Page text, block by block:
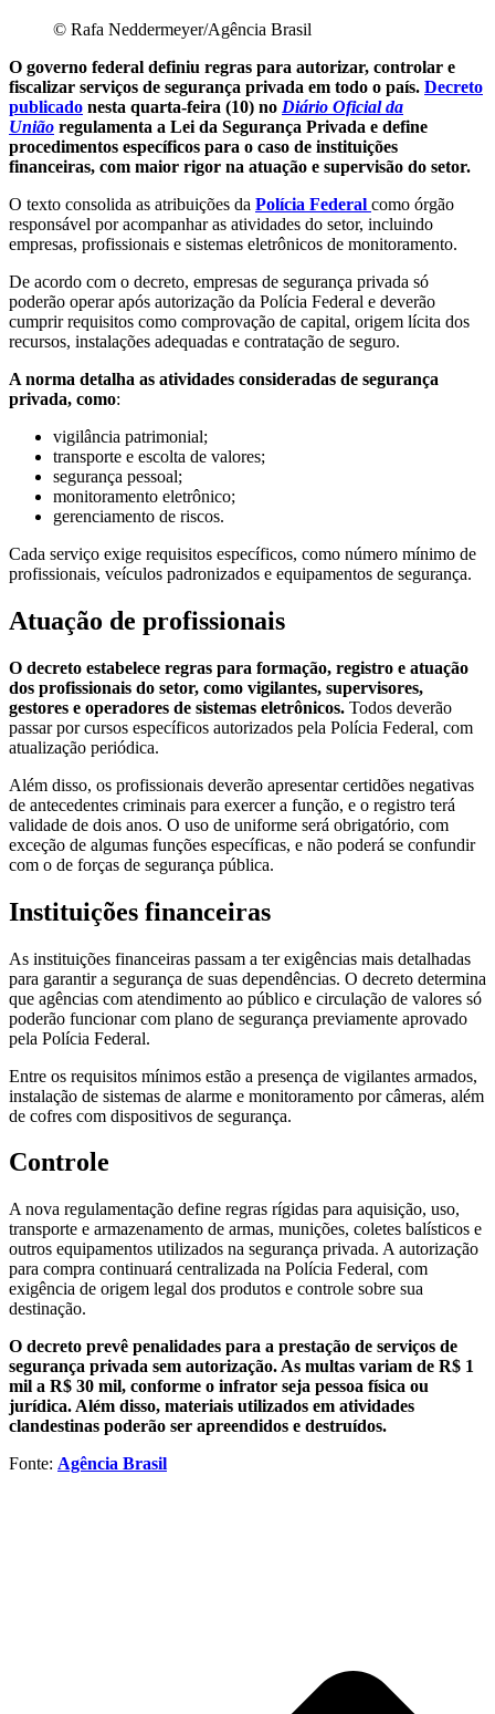
© Rafa Neddermeyer/Agência Brasil
O governo federal definiu regras para autorizar, controlar e
fiscalizar serviços de segurança privada em todo o país. Decreto
publicado nesta quarta-feira (10) no Diário Oficial da
União regulamenta a Lei da Segurança Privada e define
procedimentos específicos para o caso de instituições
financeiras, com maior rigor na atuação e supervisão do setor.
O texto consolida as atribuições da Polícia Federal como órgão
responsável por acompanhar as atividades do setor, incluindo
empresas, profissionais e sistemas eletrônicos de monitoramento.
De acordo com o decreto, empresas de segurança privada só
poderão operar após autorização da Polícia Federal e deverão
cumprir requisitos como comprovação de capital, origem lícita dos
recursos, instalações adequadas e contratação de seguro.
A norma detalha as atividades consideradas de segurança
privada, como:
vigilância patrimonial;
transporte e escolta de valores;
segurança pessoal;
monitoramento eletrônico;
gerenciamento de riscos.
Cada serviço exige requisitos específicos, como número mínimo de
profissionais, veículos padronizados e equipamentos de segurança.
Atuação de profissionais
O decreto estabelece regras para formação, registro e atuação
dos profissionais do setor, como vigilantes, supervisores,
gestores e operadores de sistemas eletrônicos. Todos deverão
passar por cursos específicos autorizados pela Polícia Federal, com
atualização periódica.
Além disso, os profissionais deverão apresentar certidões negativas
de antecedentes criminais para exercer a função, e o registro terá
validade de dois anos. O uso de uniforme será obrigatório, com
exceção de algumas funções específicas, e não poderá se confundir
com o de forças de segurança pública.
Instituições financeiras
As instituições financeiras passam a ter exigências mais detalhadas
para garantir a segurança de suas dependências. O decreto determina
que agências com atendimento ao público e circulação de valores só
poderão funcionar com plano de segurança previamente aprovado
pela Polícia Federal.
Entre os requisitos mínimos estão a presença de vigilantes armados,
instalação de sistemas de alarme e monitoramento por câmeras, além
de cofres com dispositivos de segurança.
Controle
A nova regulamentação define regras rígidas para aquisição, uso,
transporte e armazenamento de armas, munições, coletes balísticos e
outros equipamentos utilizados na segurança privada. A autorização
para compra continuará centralizada na Polícia Federal, com
exigência de origem legal dos produtos e controle sobre sua
destinação.
O decreto prevê penalidades para a prestação de serviços de
segurança privada sem autorização. As multas variam de R$ 1
mil a R$ 30 mil, conforme o infrator seja pessoa física ou
jurídica. Além disso, materiais utilizados em atividades
clandestinas poderão ser apreendidos e destruídos.
Fonte: Agência Brasil